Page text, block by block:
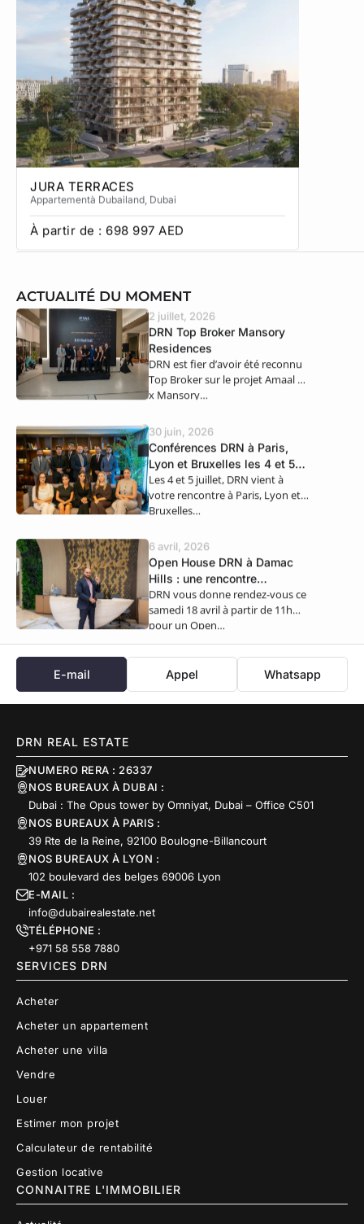
JURA TERRACES
Appartementà Dubailand, Dubai
À partir de : 698 997 AED
ACTUALITÉ DU MOMENT
2 juillet, 2026
DRN Top Broker Mansory
Residences
DRN est fier d’avoir été reconnu
Top Broker sur le projet Amaal 8
x Mansory…
30 juin, 2026
Conférences DRN à Paris,
Lyon et Bruxelles les 4 et 5
juillet
Les 4 et 5 juillet, DRN vient à
votre rencontre à Paris, Lyon et
Bruxelles…
6 avril, 2026
Open House DRN à Damac
Hills : une rencontre
exclusive ce samedi 18 avril
DRN vous donne rendez-vous ce
samedi 18 avril à partir de 11h
pour un Open…
E-mail Appel Whatsapp
DRN REAL ESTATE
NUMERO RERA : 26337
NOS BUREAUX À DUBAI :
Dubai : The Opus tower by Omniyat, Dubai – Office C501
NOS BUREAUX À PARIS :
39 Rte de la Reine, 92100 Boulogne-Billancourt
NOS BUREAUX À LYON :
102 boulevard des belges 69006 Lyon
E-MAIL :
info@dubairealestate.net
TÉLÉPHONE :
+971 58 558 7880
SERVICES DRN
Acheter
Acheter un appartement
Acheter une villa
Vendre
Louer
Estimer mon projet
Calculateur de rentabilité
Gestion locative
CONNAITRE L'IMMOBILIER